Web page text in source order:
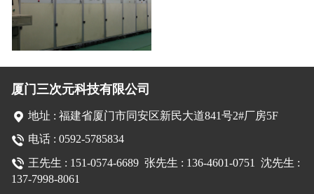
厦门三次元科技有限公司
地址 : 福建省厦门市同安区新民大道841号2#厂房5F
电话 : 0592-5785834
王先生 : 151-0574-6689 张先生 : 136-4601-0751 沈先生 :
137-7998-8061